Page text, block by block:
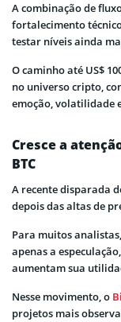
A combinação de
fortalecimento
testar níveis ainda
O caminho até US$
no universo cripto,
emoção, volatilidade
Cresce a
BTC
A recente disparada
depois das altas de
Para muitos
apenas a
aumentam sua
Nesse movimento, o
projetos mais